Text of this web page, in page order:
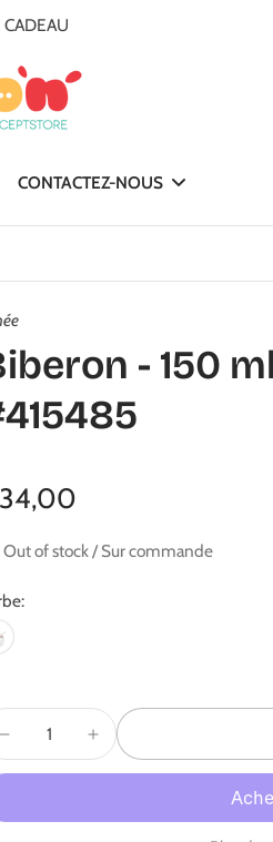
CONTACTEZ-NOUS
- 150
Out of stock / Sur commande